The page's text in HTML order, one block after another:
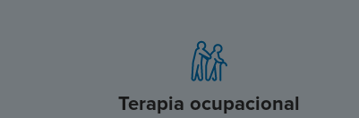
Terapia ocupacional